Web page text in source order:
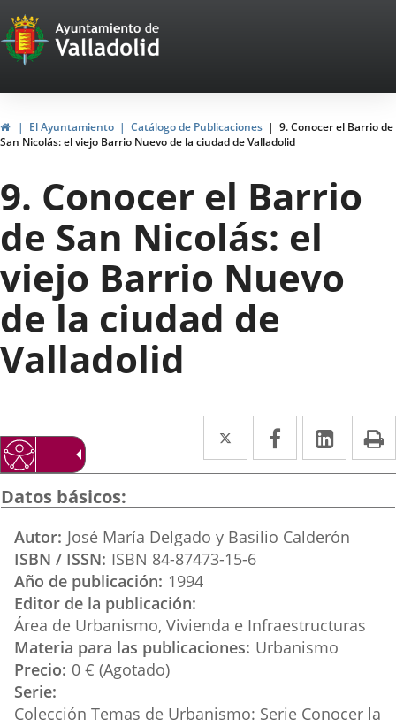
Portal
Web
del
Ayuntamiento
de
Valladolid
HomeEl Ayuntamiento Catálogo de Publicaciones
9. Conocer el Barrio de
San Nicolás: el viejo Barrio Nuevo de la ciudad de Valladolid
9. Conocer el Barrio
de San Nicolás: el
viejo Barrio Nuevo
de la ciudad de
Valladolid
Twitter
Enlace
a
externa.
Facebook
Enlace
a
externa.
Enlace
a
Datos básicos
Autor José María Delgado y Basilio Calderón
ISBN / ISSN ISBN 84-87473-15-6
Año de publicación 1994
Editor de la publicación
Área de Urbanismo, Vivienda e Infraestructuras
Materia para las publicaciones Urbanismo
Precio 0 € (Agotado)
Serie
Colección Temas de Urbanismo: Serie Conocer la